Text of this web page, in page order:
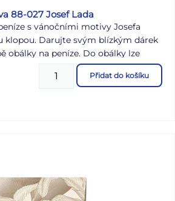
88-027 Josef Lada
s vánočními motivy Josefa
klopou. Darujte svým blízkým dárek
obálky na peníze. Do obálky lze
poukaz. Uvnitř je kartička bez
napsat věnování. BARVA:
Přidat do košíku